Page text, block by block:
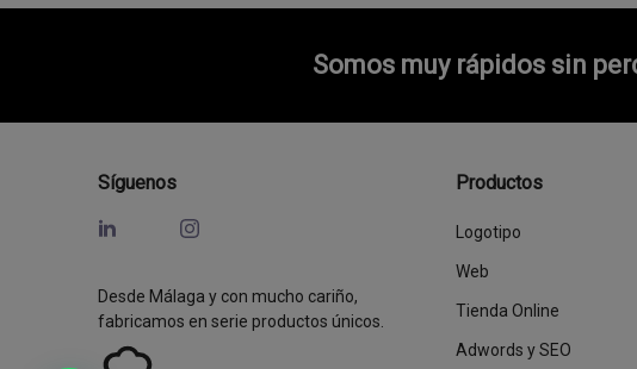
Somos muy rápidos sin
Síguenos
Desde Málaga y con mucho cariño,
fabricamos en serie productos únicos.
Productos
Logotipo
Web
Tienda Online
Adwords y SEO